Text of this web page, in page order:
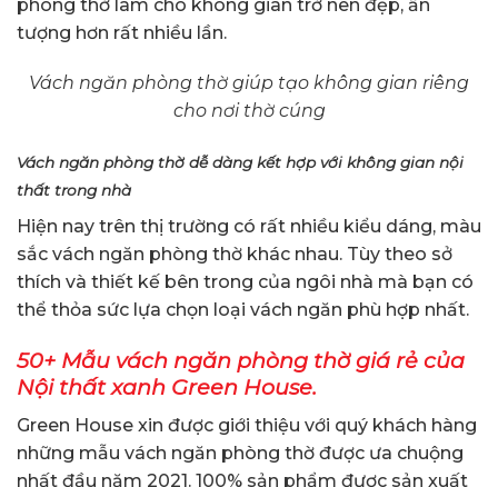
phòng thờ làm cho không gian trở nên đẹp, ấn
tượng hơn rất nhiều lần.
Vách ngăn phòng thờ giúp tạo không gian riêng
cho nơi thờ cúng
Vách ngăn phòng thờ dễ dàng kết hợp với không gian nội
thất trong nhà
Hiện nay trên thị trường có rất nhiều kiểu dáng, màu
sắc vách ngăn phòng thờ khác nhau. Tùy theo sở
thích và thiết kế bên trong của ngôi nhà mà bạn có
thể thỏa sức lựa chọn loại vách ngăn phù hợp nhất.
50+ Mẫu vách ngăn phòng thờ giá rẻ của
Nội thất xanh Green House.
Green House xin được giới thiệu với quý khách hàng
những mẫu vách ngăn phòng thờ được ưa chuộng
nhất đầu năm 2021. 100% sản phẩm được sản xuất